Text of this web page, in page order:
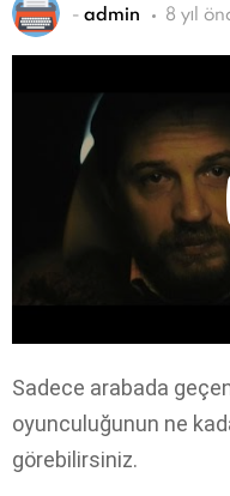
- admin 8 yıl
Sadece arabada
oyunculuğunun ne
görebilirsiniz.